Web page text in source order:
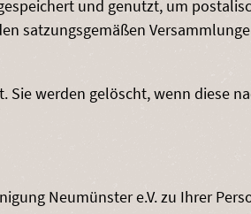
und genutzt, um
satzungsgemäßen
werden gelöscht, wenn diese
Neumünster e.V. zu Ihrer